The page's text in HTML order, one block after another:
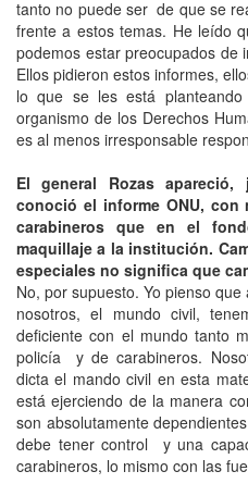
tanto no puede ser de que se
frente a estos temas. He leído
podemos estar preocupados de
Ellos pidieron estos informes,
lo que se les está
organismo de los Derechos
es al menos irresponsable
El general Rozas
conoció el informe ONU, con
carabineros que en el
maquillaje a la institución.
especiales no significa que
No, por supuesto. Yo pienso
nosotros, el mundo civil,
deficiente con el mundo tanto
policía y de carabineros.
dicta el mando civil en esta
está ejerciendo de la manera
son absolutamente
debe tener control y una
carabineros, lo mismo con las